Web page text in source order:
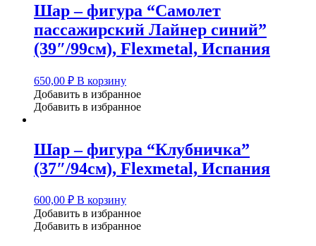
Шар – фигура “Самолет
пассажирский Лайнер синий”
(39″/99см), Flexmetal, Испания
650,00 ₽ В корзину
Добавить в избранное
Добавить в избранное
Шар – фигура “Клубничка”
(37″/94см), Flexmetal, Испания
600,00 ₽ В корзину
Добавить в избранное
Добавить в избранное